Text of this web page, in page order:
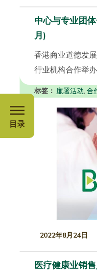
目录
中心与专业团
月)
香港商业道德发
行业机构合作举
标签： 廉署活动, 合
2022年8月24日
医疗健康业销